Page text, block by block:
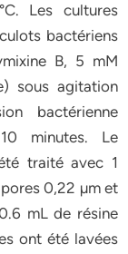
Les cultures
bactériens
B, 5 mM
sous agitation
bactérienne
minutes. Le
traité avec 1
0,22 µm et
mL de résine
ont été lavées